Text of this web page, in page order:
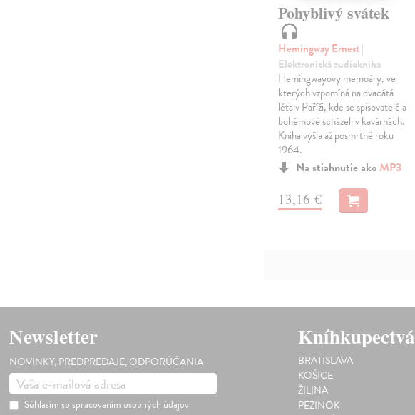
Pohyblivý svátek
Hemingway Ernest|
Elektronická audiokniha
Hemingwayovy memoáry, ve
kterých vzpomíná na dvacátá
léta v Paříži, kde se spisovatelé a
bohémové scházeli v kavárnách.
Kniha vyšla až posmrtně roku
1964.
Na stiahnutie ako MP3
13,16 €
Newsletter
NOVINKY, PREDPREDAJE, ODPORÚČANIA
Súhlasím sospracovaním osobných údajov
Kníhkupectvá
BRATISLAVA
KOŠICE
ŽILINA
PEZINOK